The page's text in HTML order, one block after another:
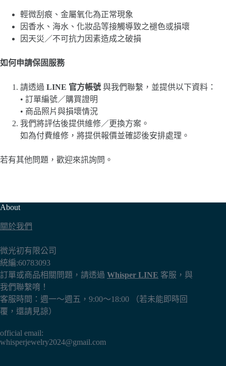
輕微刮痕、金屬氧化為正常現象
因香水、海水、化妝品等接觸導致之褪色或損壞
因天災／不可抗力因素造成之破損
如何申請保固服務
請透過 LINE 官方帳號 與我們聯繫，並提供以下資料：
• 訂單編號／購買證明
• 商品照片與損壞情況
我們將評估後提供維修／更換方案。
如為付費維修，將提供報價並確認後安排處理。
若有其他問題，歡迎來訊詢問。
About
關於我們
微光初有限公司
統編:60783093
訂單或商品相關問題，請透過 Whisper LINE 客服，與
我們聯繫唷！
客服時間：週一～週五，9:00～18:00 （若未能即時回
覆，還請見諒）
official email:
whisperjewelry2024@gmail.com